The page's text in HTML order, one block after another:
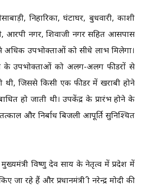
निहारिका, घंटाघर, बुधवारी, काशी
आरपी नगर, शिवाजी नगर सहित आसपास
अधिक उपभोक्ताओं को सीधे लाभ मिलेगा।
के उपभोक्ताओं को अलग-अलग फीडरों से
थी, जिससे किसी एक फीडर में खराबी होने
हो जाती थी। उपकेंद्र के प्रारंभ होने के
और निर्बाध बिजली आपूर्ति सुनिश्चित
विष्णु देव साय के नेतृत्व में प्रदेश में
जा रहे हैं और प्रधानमंत्री श्री नरेन्द्र मोदी की